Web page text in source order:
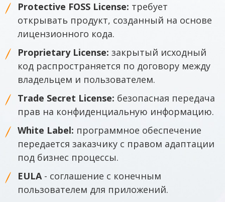
Protective FOSS License: требует
открывать продукт, созданный на основе
лицензионного кода.
Proprietary License: закрытый исходный
код распространяется по договору между
владельцем и пользователем.
Trade Secret License: безопасная передача
прав на конфиденциальную информацию.
White Label: программное обеспечение
передается заказчику с правом адаптации
под бизнес процессы.
EULA- соглашение с конечным
пользователем для приложений.